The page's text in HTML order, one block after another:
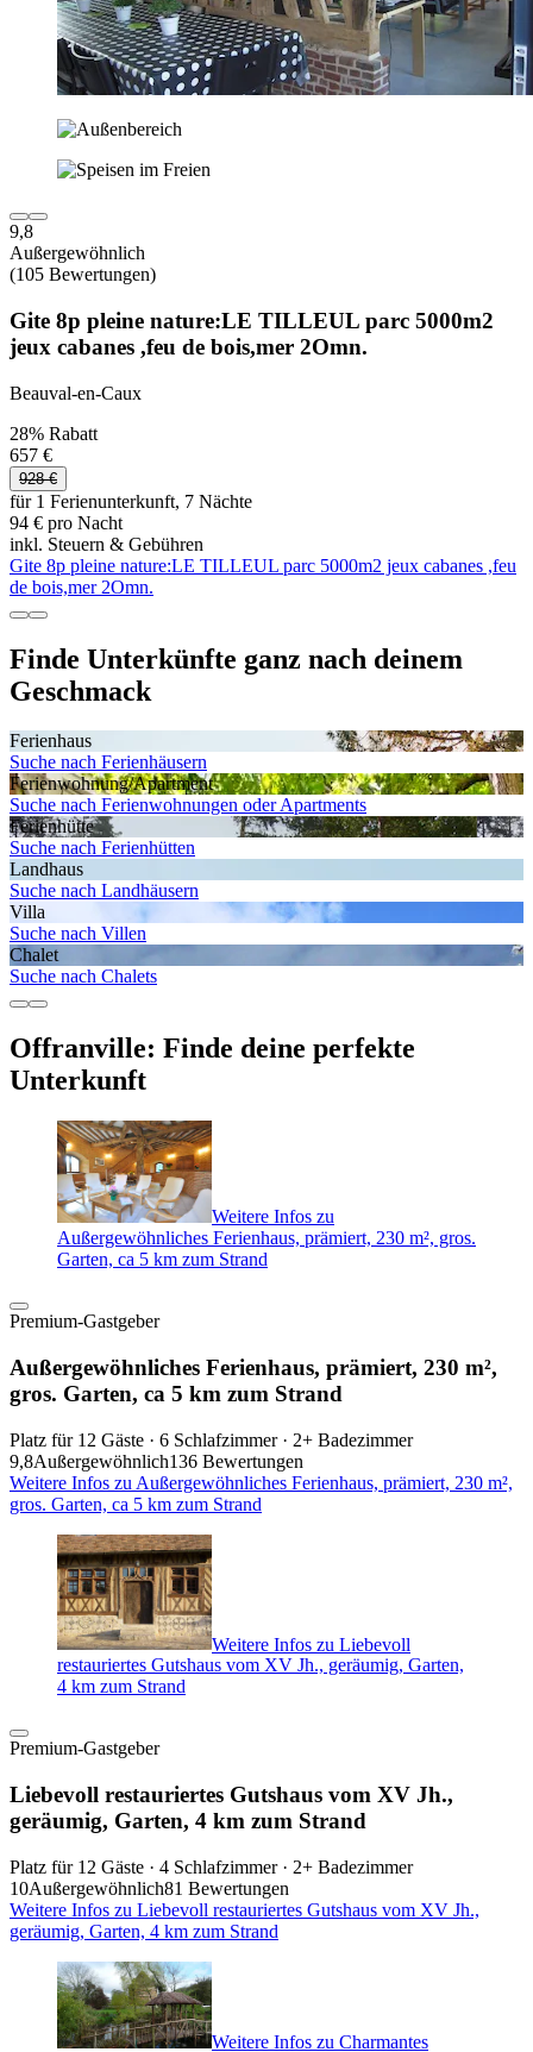
9,8
Außergewöhnlich
(105 Bewertungen)
Gite 8p pleine nature:LE TILLEUL parc 5000m2
jeux cabanes ,feu de bois,mer 2Omn.
Beauval-en-Caux
28% Rabatt
657 €
928 €
für 1 Ferienunterkunft, 7 Nächte
94 € pro Nacht
inkl. Steuern & Gebühren
Gite 8p pleine nature:LE TILLEUL parc 5000m2 jeux cabanes ,feu
de bois,mer 2Omn.
Finde Unterkünfte ganz nach deinem
Geschmack
Ferienhaus
Suche nach Ferienhäusern
Ferienwohnung/Apartment
Suche nach Ferienwohnungen oder Apartments
Ferienhütte
Suche nach Ferienhütten
Landhaus
Suche nach Landhäusern
Villa
Suche nach Villen
Chalet
Suche nach Chalets
Offranville: Finde deine perfekte
Unterkunft
Weitere Infos zu
Außergewöhnliches Ferienhaus, prämiert, 230 m², gros.
Garten, ca 5 km zum Strand
Premium-Gastgeber
Außergewöhnliches Ferienhaus, prämiert, 230 m²,
gros. Garten, ca 5 km zum Strand
Platz für 12 Gäste · 6 Schlafzimmer · 2+ Badezimmer
9,8Außergewöhnlich136 Bewertungen
Weitere Infos zu Außergewöhnliches Ferienhaus, prämiert, 230 m²,
gros. Garten, ca 5 km zum Strand
Weitere Infos zu Liebevoll
restauriertes Gutshaus vom XV Jh., geräumig, Garten,
4 km zum Strand
Premium-Gastgeber
Liebevoll restauriertes Gutshaus vom XV Jh.,
geräumig, Garten, 4 km zum Strand
Platz für 12 Gäste · 4 Schlafzimmer · 2+ Badezimmer
10Außergewöhnlich81 Bewertungen
Weitere Infos zu Liebevoll restauriertes Gutshaus vom XV Jh.,
geräumig, Garten, 4 km zum Strand
Weitere Infos zu Charmantes